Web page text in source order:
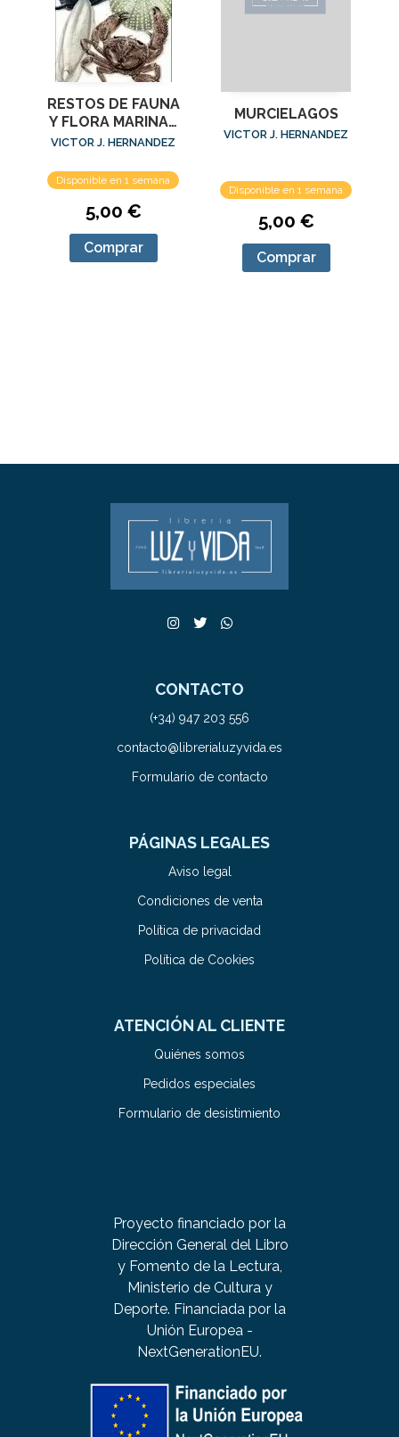
RESTOS DE FAUNA
Y FLORA MARINAS
EN LAS PLAYAS
VICTOR J. HERNANDEZ
Disponible en 1 semana
5,00 €
Comprar
MURCIELAGOS
VICTOR J. HERNANDEZ
Disponible en 1 semana
5,00 €
Comprar
CONTACTO
(+34) 947 203 556
contacto@librerialuzyvida.es
Formulario de contacto
PÁGINAS LEGALES
Aviso legal
Condiciones de venta
Política de privacidad
Política de Cookies
ATENCIÓN AL CLIENTE
Quiénes somos
Pedidos especiales
Formulario de desistimiento
Proyecto financiado por la
Dirección General del Libro
y Fomento de la Lectura,
Ministerio de Cultura y
Deporte. Financiada por la
Unión Europea -
NextGenerationEU.